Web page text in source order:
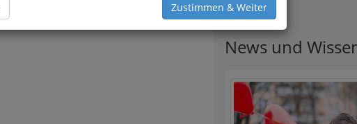
Zustimmen & Weiter
Tipps
News und